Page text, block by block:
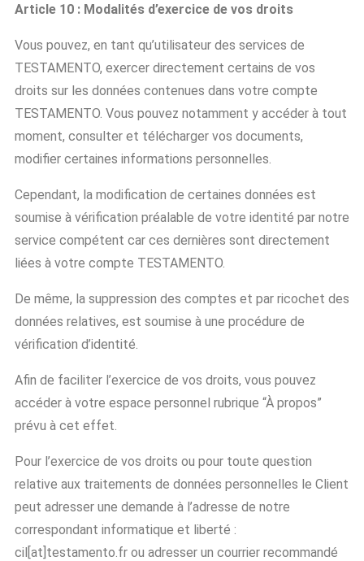
Article 10 : Modalités d’exercice de vos droits
Vous pouvez, en tant qu’utilisateur des services de
TESTAMENTO, exercer directement certains de vos
droits sur les données contenues dans votre compte
TESTAMENTO. Vous pouvez notamment y accéder à tout
moment, consulter et télécharger vos documents,
modifier certaines informations personnelles.
Cependant, la modification de certaines données est
soumise à vérification préalable de votre identité par notre
service compétent car ces dernières sont directement
liées à votre compte TESTAMENTO.
De même, la suppression des comptes et par ricochet des
données relatives, est soumise à une procédure de
vérification d’identité.
Afin de faciliter l’exercice de vos droits, vous pouvez
accéder à votre espace personnel rubrique “À propos”
prévu à cet effet.
Pour l’exercice de vos droits ou pour toute question
relative aux traitements de données personnelles le Client
peut adresser une demande à l’adresse de notre
correspondant informatique et liberté :
cil[at]testamento.fr ou adresser un courrier recommandé